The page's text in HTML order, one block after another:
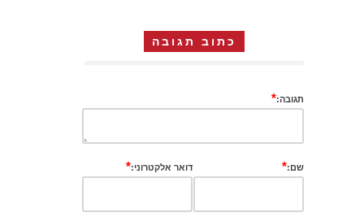
כתוב תגובה
תגובה:*
שם:* דואר אלקטרוני:*